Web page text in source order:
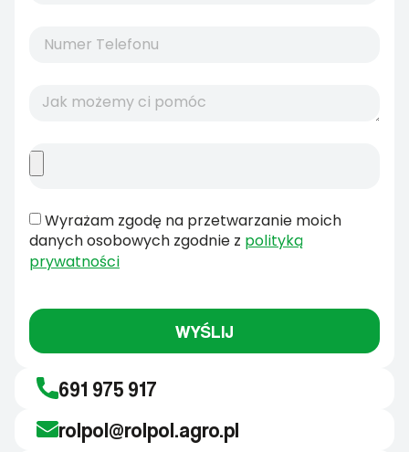
Wyrażam zgodę na przetwarzanie moich
danych osobowych zgodnie z polityką
prywatności
WYŚLIJ
691 975 917
rolpol@rolpol.agro.pl